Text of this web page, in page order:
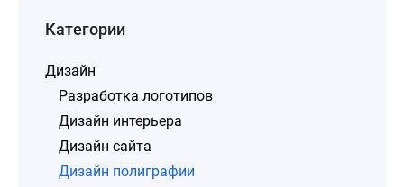
Категории
Дизайн
Разработка логотипов
Дизайн интерьера
Дизайн сайта
Дизайн полиграфии